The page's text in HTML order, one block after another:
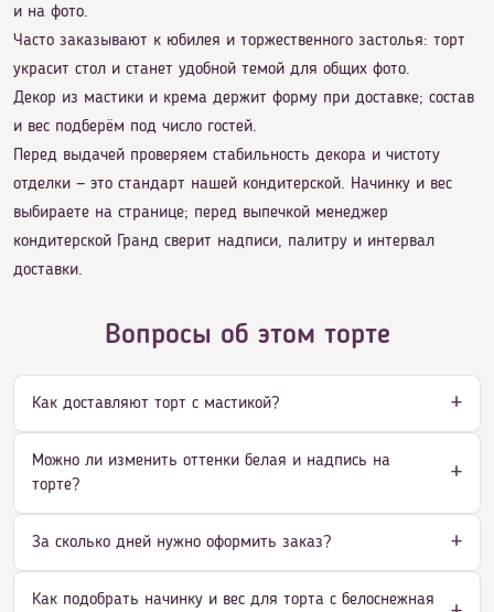
и на фото.
Часто заказывают к юбилея и торжественного застолья: торт
украсит стол и станет удобной темой для общих фото.
Декор из мастики и крема держит форму при доставке; состав
и вес подберём под число гостей.
Перед выдачей проверяем стабильность декора и чистоту
отделки — это стандарт нашей кондитерской. Начинку и вес
выбираете на странице; перед выпечкой менеджер
кондитерской Гранд сверит надписи, палитру и интервал
доставки.
Вопросы об этом торте
Как доставляют торт с мастикой?
Можно ли изменить оттенки белая и надпись на
торте?
За сколько дней нужно оформить заказ?
Как подобрать начинку и вес для торта с белоснежная